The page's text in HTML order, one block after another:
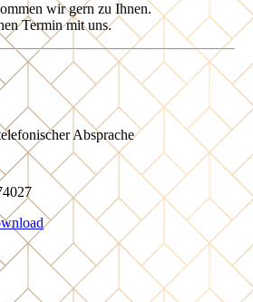
wir gern zu Ihnen.
Termin mit uns.
Absprache